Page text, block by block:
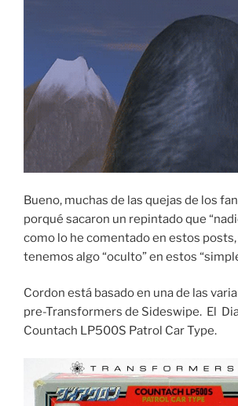
Bueno, muchas de las quejas de los
porqué sacaron un repintado que
como lo he comentado en estos
tenemos algo “oculto” en estos
Cordon está basado en una de las
pre-Transformers de Sideswipe. El
Countach LP500S Patrol Car Type.